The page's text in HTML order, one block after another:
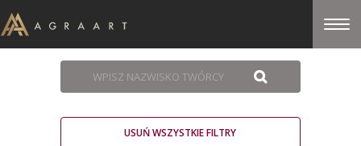
USUŃ WSZYSTKIE FILTRY